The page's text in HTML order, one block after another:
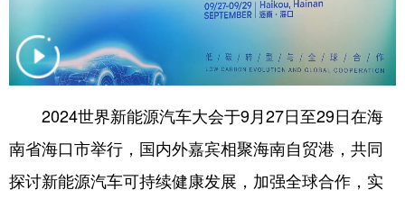
2024世界新能源汽车大会于9月27日至29日在海
南省海口市举行，国内外嘉宾相聚海南自贸港，共同
探讨新能源汽车可持续健康发展，加强全球合作，实